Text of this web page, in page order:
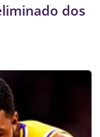
dos